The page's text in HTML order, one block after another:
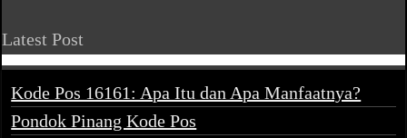
Latest Post
Kode Pos 16161: Apa Itu dan Apa Manfaatnya?
Pondok Pinang Kode Pos